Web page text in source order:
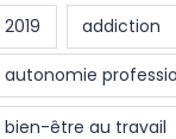
2019 addiction
autonomie
bien-être au travail